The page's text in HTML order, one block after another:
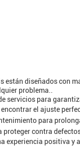
están diseñados con
problema..
servicios para
el ajuste
para
proteger contra
experiencia positiva